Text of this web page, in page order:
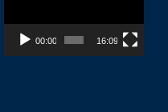
00:00 16:09